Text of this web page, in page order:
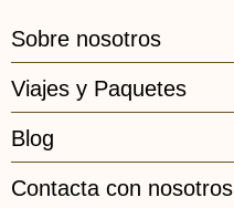
Sobre nosotros
Viajes y Paquetes
Blog
Contacta con nosotros